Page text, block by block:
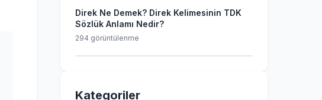
Direk Ne Demek? Direk Kelimesinin TDK
Sözlük Anlamı Nedir?
294 görüntülenme
Kategoriler